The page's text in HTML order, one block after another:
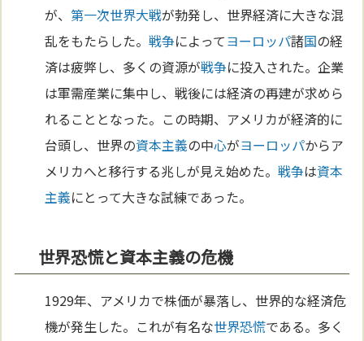
が、第一次世界大戦が勃発し、世界経済に大きな混
乱をもたらした。戦争によってヨーロッパ諸国の経
済は疲弊し、多くの資源が戦争に投入された。企業
は軍需産業に集中し、戦後には経済の再建が求めら
れることとなった。この時期、アメリカが経済的に
台頭し、世界の資本主義の中心がヨーロッパからア
メリカへと移行する兆しが見え始めた。戦争は資本
主義にとって大きな試練であった。
世界恐慌と資本主義の危機
1929年、アメリカで株価が暴落し、世界的な経済危
機が発生した。これが有名な世界恐慌である。多く